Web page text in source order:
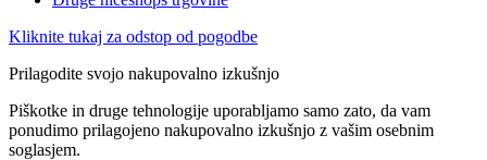
Kliknite tukaj za odstop od pogodbe
Prilagodite svojo nakupovalno izkušnjo
Piškotke in druge tehnologije uporabljamo samo zato, da vam
ponudimo prilagojeno nakupovalno izkušnjo z vašim osebnim
soglasjem.